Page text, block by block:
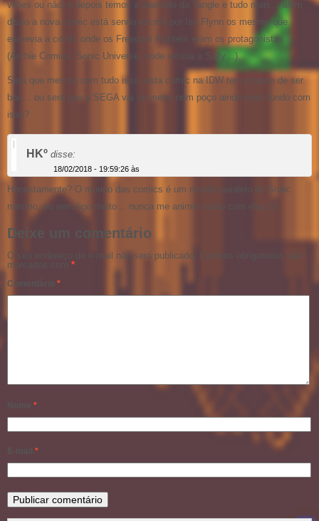
vilões ou não) e depois temos a aparição da Tangle e tudo mais… além
disso a nova comic está sendo escrita por Ian Flynn os mesmo que
escrevia a comic onde os Freedom Fighters eram os protagonistas
(Archie Comics, Sonic Universe, onde existia a Sally…).
Será que mesmo com tudo isso, esta comic na IDW tem chance de ser
boa… ou será que a SEGA vai se meter num poço ainda mais fundo com
isso?
HKº disse:
18/02/2018 - 19:59:26 às
Honestamente? O mundo das comics é um mundo paralelo do Sonic
mesmo, eu nem ligo muito… nunca me animei muito com elas 😕
Deixe um comentário
O seu endereço de e-mail não será publicado.
Campos obrigatórios são
marcados com *
Comentário *
*
*